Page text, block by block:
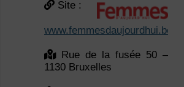
Rue de la fusée 50 –
1130 Bruxelles
info@femmesdaujourdhui.be